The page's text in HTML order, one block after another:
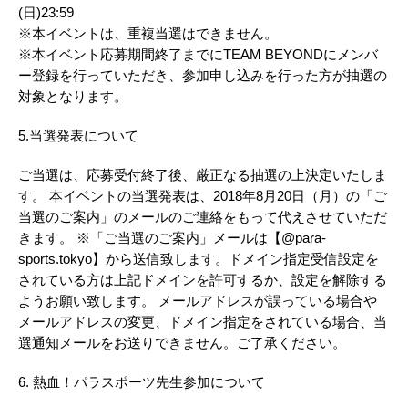
(日)23:59
※本イベントは、重複当選はできません。
※本イベント応募期間終了までにTEAM BEYONDにメンバ
ー登録を行っていただき、参加申し込みを行った方が抽選の
対象となります。
5.当選発表について
ご当選は、応募受付終了後、厳正なる抽選の上決定いたしま
す。 本イベントの当選発表は、2018年8月20日（月）の「ご
当選のご案内」のメールのご連絡をもって代えさせていただ
きます。 ※「ご当選のご案内」メールは【@para-
sports.tokyo】から送信致します。ドメイン指定受信設定を
されている方は上記ドメインを許可するか、設定を解除する
ようお願い致します。 メールアドレスが誤っている場合や
メールアドレスの変更、ドメイン指定をされている場合、当
選通知メールをお送りできません。ご了承ください。
6. 熱血！パラスポーツ先生参加について